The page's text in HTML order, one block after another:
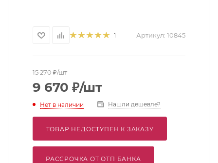
1 Артикул: 10845
15 270₽/шт
9 670 ₽/шт
Нет в наличии Нашли дешевле?
ТОВАР НЕДОСТУПЕН К ЗАКАЗУ
РАССРОЧКА ОТ ОТП БАНКА